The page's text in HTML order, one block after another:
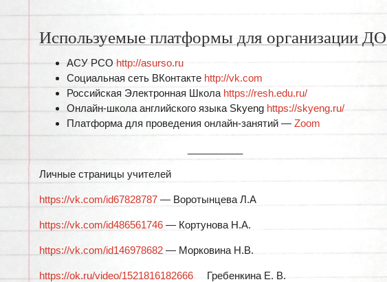
Используемые платформы для организации ДО
АСУ РСО http://asurso.ru
Социальная сеть ВКонтакте http://vk.com
Российская Электронная Школа https://resh.edu.ru/
Онлайн-школа английского языка Skyeng https://skyeng.ru/
Платформа для проведения онлайн-занятий — Zoom
Личные страницы учителей
https://vk.com/id67828787 — Воротынцева Л.А
https://vk.com/id486561746 — Кортунова Н.А.
https://vk.com/id146978682 — Морковина Н.В.
https://ok.ru/video/1521816182666 Гребенкина Е. В.